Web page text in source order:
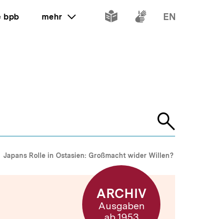
bpb mehr ein oder ausklappen
Inhalte Inhalte
Suche
öffnen
Japans Rolle in Ostasien: Großmacht wider Willen?
ARCHIV
Ausgaben